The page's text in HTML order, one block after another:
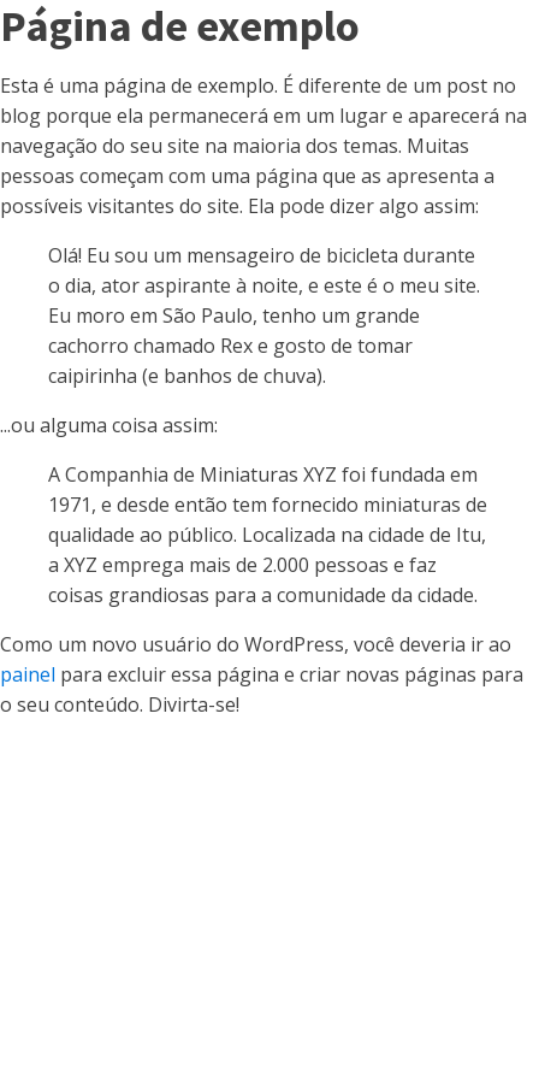
Página de exemplo
Esta é uma página de exemplo. É diferente de um post no
blog porque ela permanecerá em um lugar e aparecerá na
navegação do seu site na maioria dos temas. Muitas
pessoas começam com uma página que as apresenta a
possíveis visitantes do site. Ela pode dizer algo assim:
Olá! Eu sou um mensageiro de bicicleta durante
o dia, ator aspirante à noite, e este é o meu site.
Eu moro em São Paulo, tenho um grande
cachorro chamado Rex e gosto de tomar
caipirinha (e banhos de chuva).
...ou alguma coisa assim:
A Companhia de Miniaturas XYZ foi fundada em
1971, e desde então tem fornecido miniaturas de
qualidade ao público. Localizada na cidade de Itu,
a XYZ emprega mais de 2.000 pessoas e faz
coisas grandiosas para a comunidade da cidade.
Como um novo usuário do WordPress, você deveria ir ao
painel para excluir essa página e criar novas páginas para
o seu conteúdo. Divirta-se!